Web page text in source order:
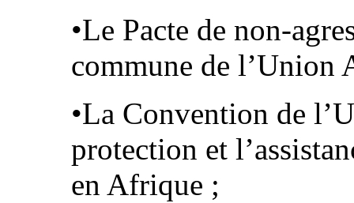
•Le Pacte de non-
commune de l’Union
•La Convention de
protection et
en Afrique ;